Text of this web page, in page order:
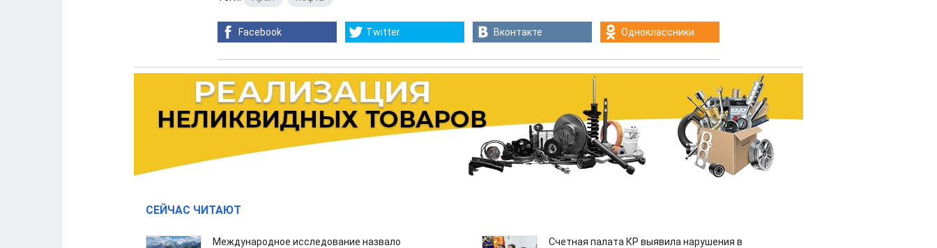
Facebook Twitter Вконтакте Одноклассники
СЕЙЧАС ЧИТАЮТ
Международное исследование назвало
Счетная палата КР выявила нарушения в